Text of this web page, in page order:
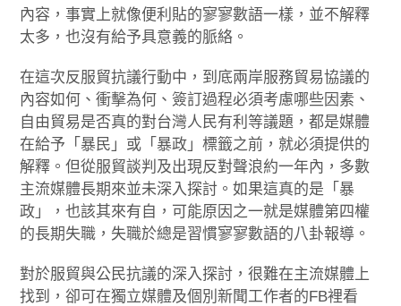
內容，事實上就像便利貼的寥寥數語一樣，並不解釋
太多，也沒有給予具意義的脈絡。
在這次反服貿抗議行動中，到底兩岸服務貿易協議的
內容如何、衝擊為何、簽訂過程必須考慮哪些因素、
自由貿易是否真的對台灣人民有利等議題，都是媒體
在給予「暴民」或「暴政」標籤之前，就必須提供的
解釋。但從服貿談判及出現反對聲浪約一年內，多數
主流媒體長期來並未深入探討。如果這真的是「暴
政」，也該其來有自，可能原因之一就是媒體第四權
的長期失職，失職於總是習慣寥寥數語的八卦報導。
對於服貿與公民抗議的深入探討，很難在主流媒體上
找到，卻可在獨立媒體及個別新聞工作者的FB裡看